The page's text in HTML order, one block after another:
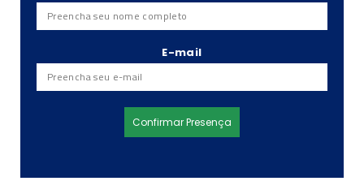
E-mail
Confirmar Presença